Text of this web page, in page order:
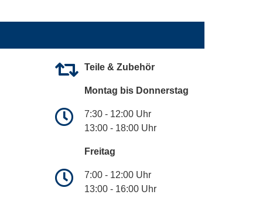
Teile & Zubehör
Montag bis Donnerstag
7:30 - 12:00 Uhr
13:00 - 18:00 Uhr
Freitag
7:00 - 12:00 Uhr
13:00 - 16:00 Uhr